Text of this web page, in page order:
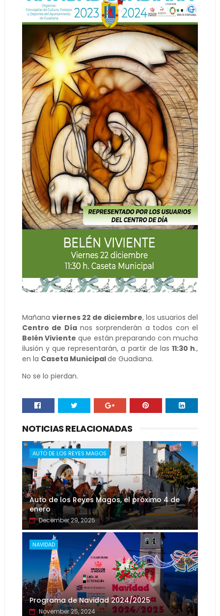
Mañana viernes 22 de diciembre, los usuarios del
Centro de Díanos sorprenderán a todos con el
Belén Viviente que están preparando con mucha
ilusión y que representarán, a partir de las 11:30 h.,
en la Caseta Municipalde Guadiana.
No se lo pierdan.
NOTICIAS RELACIONADAS
AUTO DE LOS REYES MAGOS
Auto de los Reyes Magos, el próximo 4 de
enero
December 29, 2025
NAVIDAD
Programa de Navidad 2024/2025
November 25, 2024